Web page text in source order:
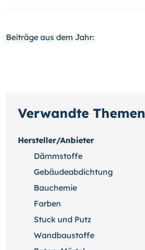
Beiträge aus dem Jahr:
Verwandte Themen
Hersteller/Anbieter
Dämmstoffe
Gebäudeabdichtung
Bauchemie
Farben
Stuck und Putz
Wandbaustoffe